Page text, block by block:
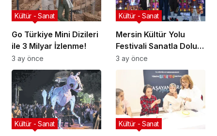
Go Türkiye Mini Dizileri
ile 3 Milyar İzlenme!
Kültür - Sanat
3 ay önce
Mersin Kültür Yolu
Festivali Sanatla Dolu
Geçiyor!
Kültür - Sanat
3 ay önce
Kültür - Sanat Kültür - Sanat